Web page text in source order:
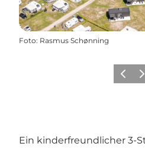
Foto: Rasmus Schønning
Ein kinderfreundlicher 3-